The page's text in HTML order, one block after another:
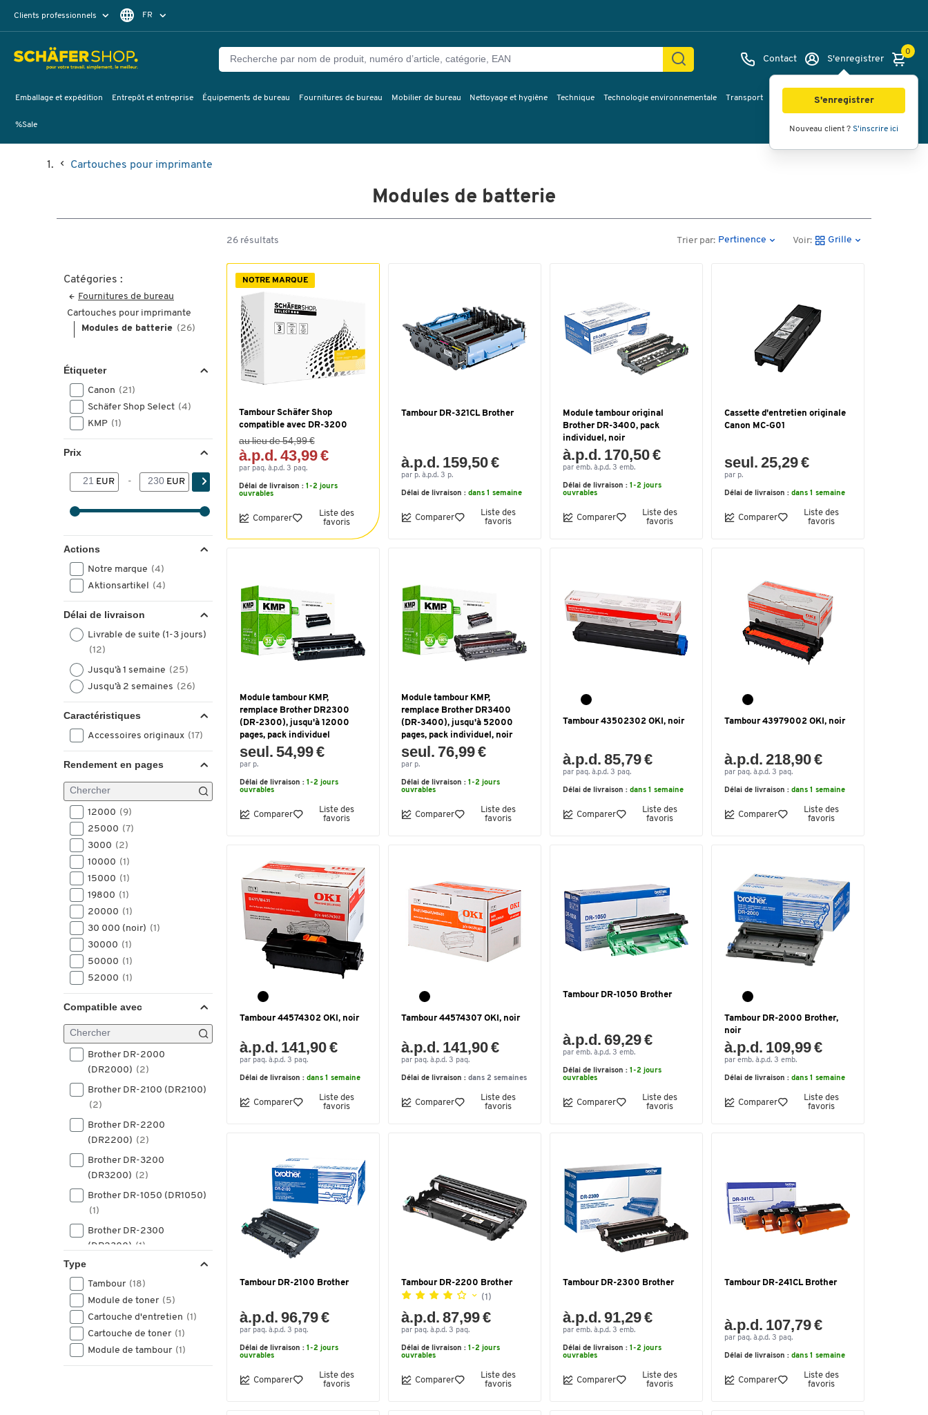
Clients professionnels FR
Contact S'enregistrer
S'enregistrer
Nouveau client ? S'inscrire ici
0
Emballage et expédition Entrepôt et entreprise Équipements de bureau Fournitures de bureau Mobilier de bureau Nettoyage et hygiène Technique Technologie environnementale Transport Services & planification Inspiration
%Sale
Cartouches pour imprimante
Modules de batterie
Catégories :
Fournitures de bureau
Cartouches pour imprimante
Modules de batterie (26)
Étiqueter
Canon (21)
Schäfer Shop Select (4)
KMP (1)
Prix
EUR - EUR
Actions
Notre marque (4)
Aktionsartikel (4)
Délai de livraison
Livrable de suite (1-3 jours)
(12)
Jusqu’à 1 semaine (25)
Jusqu’à 2 semaines (26)
Caractéristiques
Accessoires originaux (17)
Rendement en pages
12000 (9)
25000 (7)
3000 (2)
10000 (1)
15000 (1)
19800 (1)
20000 (1)
30 000 (noir) (1)
30000 (1)
50000 (1)
52000 (1)
Compatible avec
Brother DR-2000
(DR2000) (2)
Brother DR-2100 (DR2100)
(2)
Brother DR-2200
(DR2200) (2)
Brother DR-3200
(DR3200) (2)
Brother DR-1050 (DR1050)
(1)
Brother DR-2300
(DR2300) (1)
(DR241CL)(1)
Brother DR-3000
(DR3000) (1)
Brother DR-3100 (DR3100)
(1)
Type
Tambour (18)
Module de toner (5)
Cartouche d'entretien (1)
Cartouche de toner (1)
Module de tambour (1)
26 résultats Trier par: Pertinence Voir: Grille
NOTRE MARQUE
Tambour Schäfer Shop
compatible avec DR-3200
au lieu de 54,99 €
à.p.d. 43,99 €
par paq. à.p.d. 3 paq.
Délai de livraison : 1-2 jours
ouvrables
Comparer
Liste des
favoris
Tambour DR-321CL Brother
à.p.d. 159,50 €
par p. à.p.d. 3 p.
Délai de livraison : dans 1 semaine
Comparer
Liste des
favoris
Module tambour original
Brother DR-3400, pack
individuel, noir
à.p.d. 170,50 €
par emb. à.p.d. 3 emb.
Délai de livraison : 1-2 jours
ouvrables
Comparer
Liste des
favoris
Cassette d'entretien originale
Canon MC-G01
seul. 25,29 €
par p.
Délai de livraison : dans 1 semaine
Comparer
Liste des
favoris
Module tambour KMP,
remplace Brother DR2300
(DR-2300), jusqu'à 12000
pages, pack individuel
seul. 54,99 €
par p.
Délai de livraison : 1-2 jours
ouvrables
Comparer
Liste des
favoris
Module tambour KMP,
remplace Brother DR3400
(DR-3400), jusqu'à 52000
pages, pack individuel, noir
seul. 76,99 €
par p.
Délai de livraison : 1-2 jours
ouvrables
Comparer
Liste des
favoris
Tambour 43502302 OKI, noir
à.p.d. 85,79 €
par paq. à.p.d. 3 paq.
Délai de livraison : dans 1 semaine
Comparer
Liste des
favoris
Tambour 43979002 OKI, noir
à.p.d. 218,90 €
par paq. à.p.d. 3 paq.
Délai de livraison : dans 1 semaine
Comparer
Liste des
favoris
Tambour 44574302 OKI, noir
à.p.d. 141,90 €
par paq. à.p.d. 3 paq.
Délai de livraison : dans 1 semaine
Comparer
Liste des
favoris
Tambour 44574307 OKI, noir
à.p.d. 141,90 €
par paq. à.p.d. 3 paq.
Délai de livraison : dans 2 semaines
Comparer
Liste des
favoris
Tambour DR-1050 Brother
à.p.d. 69,29 €
par emb. à.p.d. 3 emb.
Délai de livraison : 1-2 jours
ouvrables
Comparer
Liste des
favoris
Tambour DR-2000 Brother,
noir
à.p.d. 109,99 €
par emb. à.p.d. 3 emb.
Délai de livraison : dans 1 semaine
Comparer
Liste des
favoris
Tambour DR-2100 Brother
à.p.d. 96,79 €
par paq. à.p.d. 3 paq.
Délai de livraison : 1-2 jours
ouvrables
Comparer
Liste des
favoris
Tambour DR-2200 Brother
(1)
à.p.d. 87,99 €
par paq. à.p.d. 3 paq.
Délai de livraison : 1-2 jours
ouvrables
Comparer
Liste des
favoris
Tambour DR-2300 Brother
à.p.d. 91,29 €
par emb. à.p.d. 3 emb.
Délai de livraison : 1-2 jours
ouvrables
Comparer
Liste des
favoris
Tambour DR-241CL Brother
à.p.d. 107,79 €
par paq. à.p.d. 3 paq.
Délai de livraison : dans 1 semaine
Comparer
Liste des
favoris